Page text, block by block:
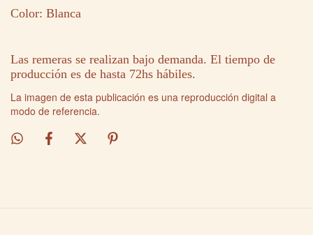
Color: Blanca
Las remeras se realizan bajo demanda. El tiempo de
producción es de hasta 72hs hábiles.
La imagen de esta publicación es una reproducción digital a
modo de referencia.